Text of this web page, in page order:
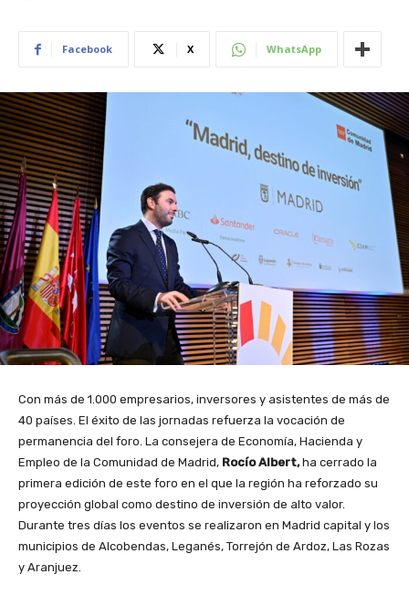
Facebook X WhatsApp
Con más de 1.000 empresarios, inversores y asistentes de más de
40 países. El éxito de las jornadas refuerza la vocación de
permanencia del foro. La consejera de Economía, Hacienda y
Empleo de la Comunidad de Madrid, Rocío Albert,ha cerrado la
primera edición de este foro en el que la región ha reforzado su
proyección global como destino de inversión de alto valor.
Durante tres días los eventos se realizaron en Madrid capital y los
municipios de Alcobendas, Leganés, Torrejón de Ardoz, Las Rozas
y Aranjuez.